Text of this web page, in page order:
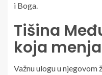
i Boga.
Tišina
koja
Važnu ulogu u njegovom